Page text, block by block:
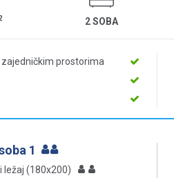
2 SOBA
zajedničkim prostorima
1
ležaj (180x200)